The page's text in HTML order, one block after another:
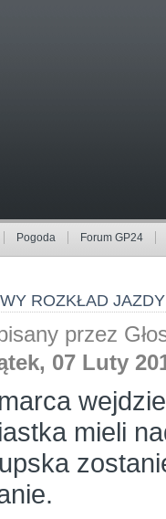
Pogoda Forum GP24
ROZKŁAD
przez
07 Luty
mieli